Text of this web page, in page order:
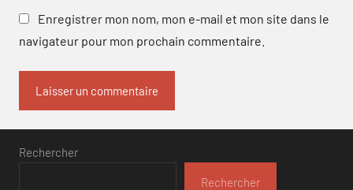
Enregistrer mon nom, mon e-mail et mon site dans le
navigateur pour mon prochain commentaire.
Rechercher
Rechercher